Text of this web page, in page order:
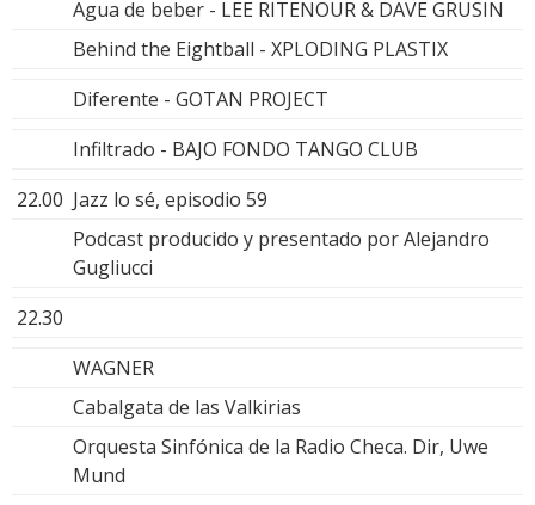
Agua de beber - LEE RITENOUR & DAVE GRUSIN
Behind the Eightball - XPLODING PLASTIX
Diferente - GOTAN PROJECT
Infiltrado - BAJO FONDO TANGO CLUB
22.00 Jazz lo sé, episodio 59
Podcast producido y presentado por Alejandro
Gugliucci
22.30
WAGNER
Cabalgata de las Valkirias
Orquesta Sinfónica de la Radio Checa. Dir, Uwe
Mund